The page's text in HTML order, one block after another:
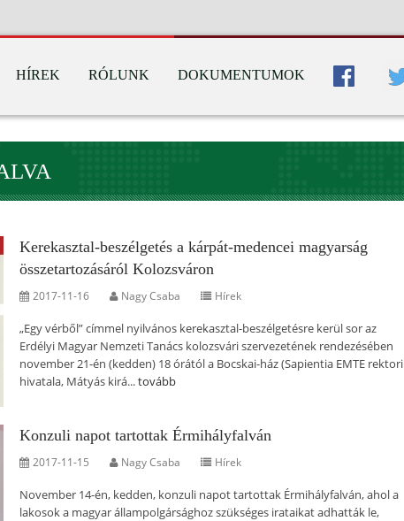
HÍREK RÓLUNK DOKUMENTUMOK
Kerekasztal-beszélgetés a kárpát-medencei magyarság
összetartozásáról Kolozsváron
2017-11-16 Nagy Csaba Hírek
„Egy vérből” címmel nyilvános kerekasztal-beszélgetésre kerül sor az
Erdélyi Magyar Nemzeti Tanács kolozsvári szervezetének rendezésében
november 21-én (kedden) 18 órától a Bocskai-ház (Sapientia EMTE rektori
hivatala, Mátyás kirá...tovább
Konzuli napot tartottak Érmihályfalván
2017-11-15 Nagy Csaba Hírek
November 14-én, kedden, konzuli napot tartottak Érmihályfalván, ahol a
lakosok a magyar állampolgársághoz szükséges irataikat adhatták le,